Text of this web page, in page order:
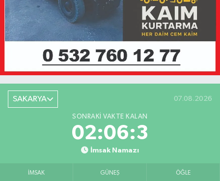
SAKARYA 07.08.2026
SONRAKI VAKTE KALAN
02:06:3
İmsak Namazı
İMSAK GÜNEŞ ÖĞLE